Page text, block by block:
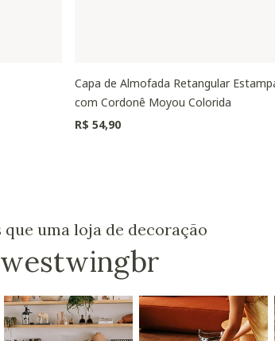
Capa de Almofada Retangular
com Cordonê Moyou Colorida
R$ 54,90
que uma loja de decoração